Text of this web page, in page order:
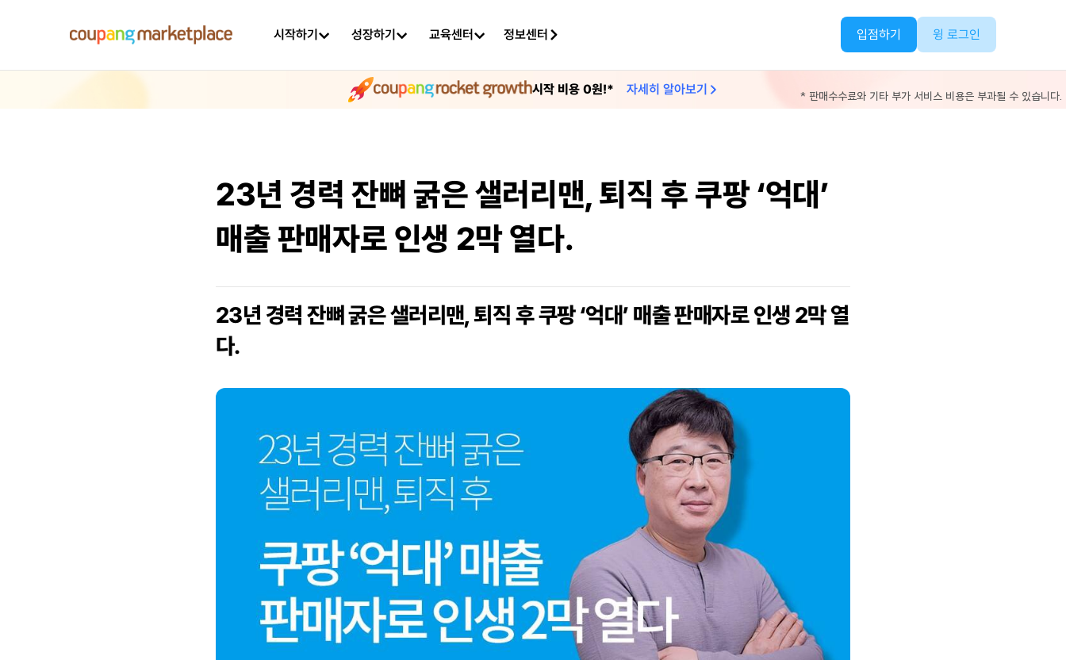
시작하기 성장하기 교육센터 정보센터 입점하기 윙 로그인
시작 비용 0원!* 자세히 알아보기 * 판매수수료와 기타 부가 서비스 비용은 부과될 수 있습니다.
23년 경력 잔뼈 굵은 샐러리맨, 퇴직 후 쿠팡 ‘억대’
매출 판매자로 인생 2막 열다.
23년 경력 잔뼈 굵은 샐러리맨, 퇴직 후 쿠팡 ‘억대’ 매출 판매자로 인생 2막 열
다.